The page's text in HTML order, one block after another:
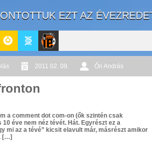
EZT AZ
GeekZoneApablog
2011 02. 09. Őri András
a comment dot com-on (ők szintén csak
éve nem néz tévét. Hát. Egyrészt ez a
mi az a tévé” kicsit elavult már, másrészt amikor
[…]